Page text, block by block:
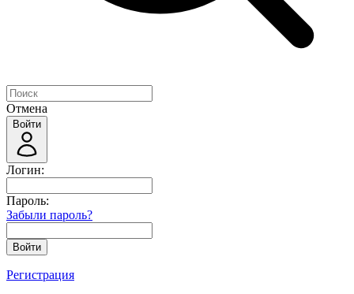
Отмена
Войти
Логин:
Пароль:
Забыли пароль?
Войти
Регистрация